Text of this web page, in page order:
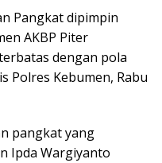
Pangkat dipimpin
AKBP Piter
dengan pola
Polres Kebumen, Rabu
pangkat yang
Ipda Wargiyanto